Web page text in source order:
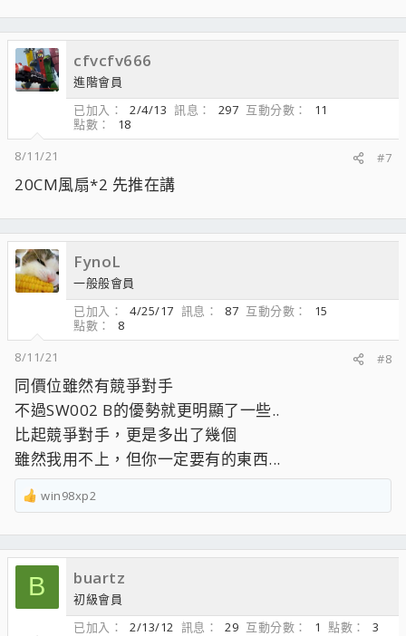
cfvcfv666
進階會員
已加入
2/4/13 訊息 297 互動分數
11
點數
18
8/11/21
#7
20CM風扇*2 先推在講
FynoL
一般般會員
已加入
4/25/17 訊息 87 互動分數
15
點數
8
8/11/21
#8
同價位雖然有競爭對手
不過SW002 B的優勢就更明顯了一些..
比起競爭對手，更是多出了幾個
雖然我用不上，但你一定要有的東西...
R
a
c
o
win98xp2
B buartz
初級會員
已加入
2/13/12 訊息 29 互動分數 1 點數
3